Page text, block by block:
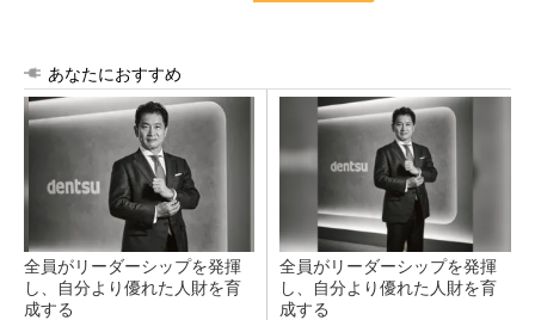
あなたにおすすめ
全員がリーダーシップを発揮
し、自分より優れた人財を育
成する
全員がリーダーシップを発揮
し、自分より優れた人財を育
成する